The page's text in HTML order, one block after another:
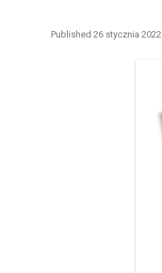
Published 26 stycznia 2022